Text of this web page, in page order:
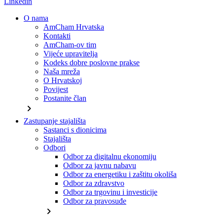
O nama
AmCham Hrvatska
Kontakti
AmCham-ov tim
Vijeće upravitelja
Kodeks dobre poslovne prakse
Naša mreža
O Hrvatskoj
Povijest
Postanite član
chevron_right
Zastupanje stajališta
Sastanci s dionicima
Stajališta
Odbori
Odbor za digitalnu ekonomiju
Odbor za javnu nabavu
Odbor za energetiku i zaštitu okoliša
Odbor za zdravstvo
Odbor za trgovinu i investicije
Odbor za pravosuđe
chevron_right